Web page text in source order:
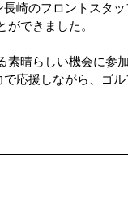
崎のフロントスタ
できました。
晴らしい機会に参
応援しながら、ゴ